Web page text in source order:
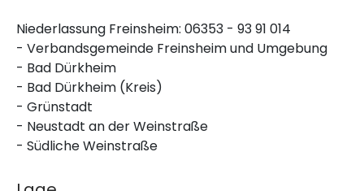
Niederlassung Freinsheim: 06353 - 93 91 014
- Verbandsgemeinde Freinsheim und Umgebung
- Bad Dürkheim
- Bad Dürkheim (Kreis)
- Grünstadt
- Neustadt an der Weinstraße
- Südliche Weinstraße